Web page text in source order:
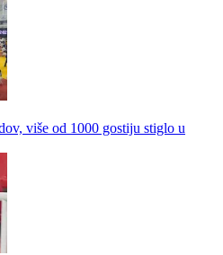
više od 1000 gostiju stiglo u